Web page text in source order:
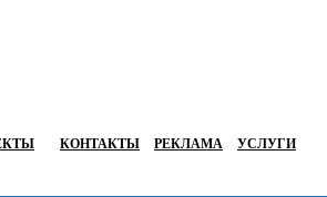
КОНТАКТЫ РЕКЛАМА УСЛУГИ